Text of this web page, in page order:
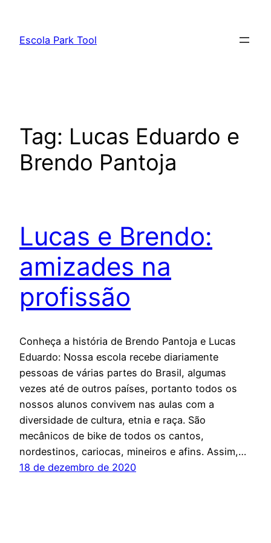
Escola Park Tool
Tag: Lucas Eduardo e
Brendo Pantoja
Lucas e Brendo:
amizades na
profissão
Conheça a história de Brendo Pantoja e Lucas
Eduardo: Nossa escola recebe diariamente
pessoas de várias partes do Brasil, algumas
vezes até de outros países, portanto todos os
nossos alunos convivem nas aulas com a
diversidade de cultura, etnia e raça. São
mecânicos de bike de todos os cantos,
nordestinos, cariocas, mineiros e afins. Assim,…
18 de dezembro de 2020